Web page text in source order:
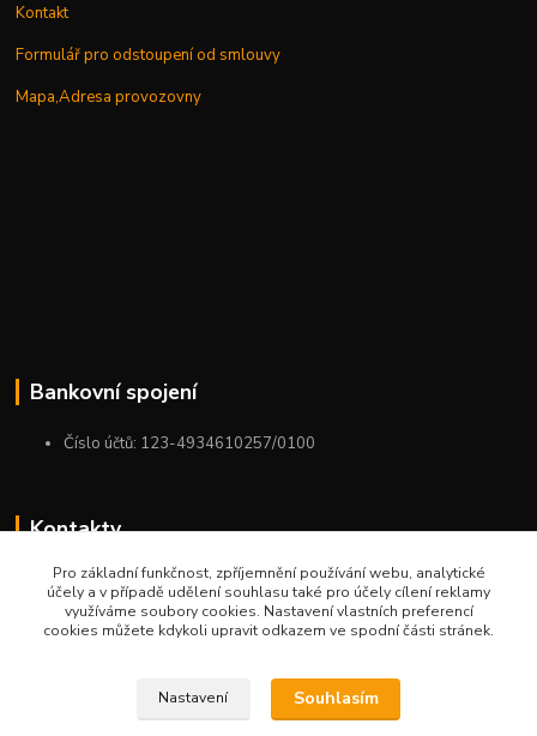
Kontakt
Formulář pro odstoupení od smlouvy
Mapa,Adresa provozovny
Bankovní spojení
Číslo účtů: 123-4934610257/0100
Kontakty
+420 775 954 963
9:00-12:00-13:00-16:00
Pro základní funkčnost, zpříjemnění používání webu, analytické
účely a v případě udělení souhlasu také pro účely cílení reklamy
využíváme soubory cookies. Nastavení vlastních preferencí
cookies můžete kdykoli upravit odkazem ve spodní části stránek.
Nastavení Souhlasím